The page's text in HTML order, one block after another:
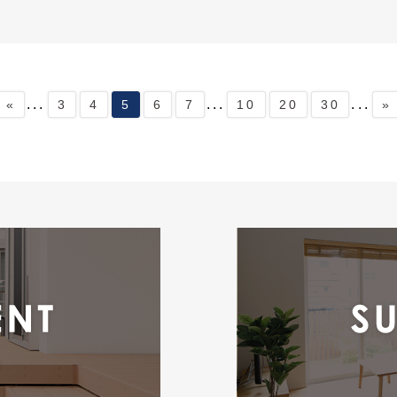
« ... 3 4 5 6 7 ... 10 20 30 ... »